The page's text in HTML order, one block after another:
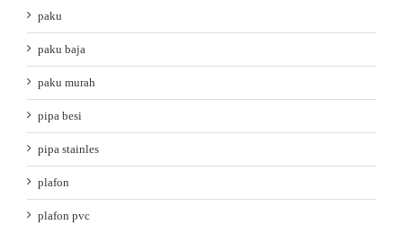
paku
paku baja
paku murah
pipa besi
pipa stainles
plafon
plafon pvc